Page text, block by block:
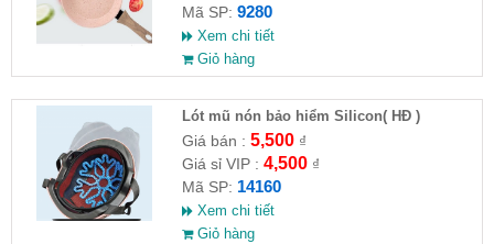
Mã SP: 9280
Xem chi tiết
Giỏ hàng
Lót mũ nón bảo hiểm Silicon( HĐ )
Giá bán : 5,500₫
Giá sỉ VIP : 4,500₫
Mã SP: 14160
Xem chi tiết
Giỏ hàng